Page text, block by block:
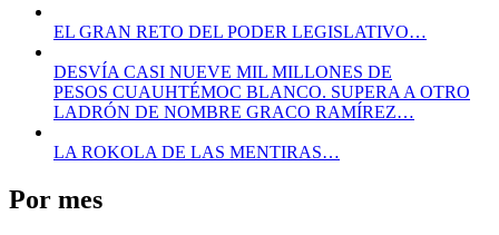
EL GRAN RETO DEL PODER LEGISLATIVO…
DESVÍA CASI NUEVE MIL MILLONES DE
PESOS CUAUHTÉMOC BLANCO. SUPERA A OTRO
LADRÓN DE NOMBRE GRACO RAMÍREZ…
LA ROKOLA DE LAS MENTIRAS…
Por mes